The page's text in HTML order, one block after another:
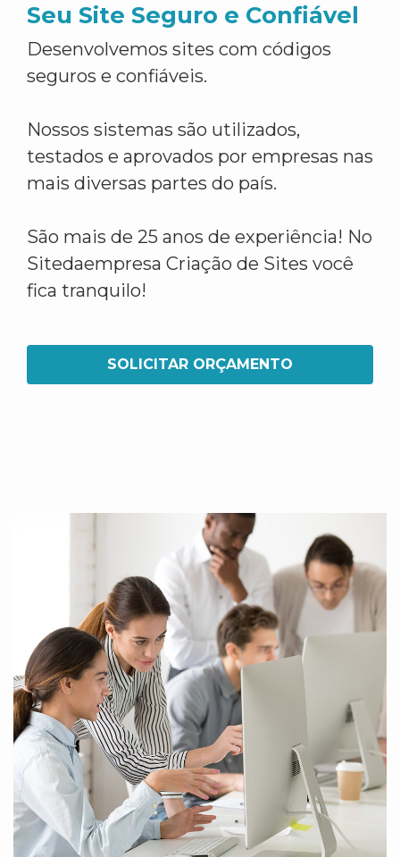
Seu Site Seguro e Confiável
Desenvolvemos sites com códigos
seguros e confiáveis.
Nossos sistemas são utilizados,
testados e aprovados por empresas nas
mais diversas partes do país.
São mais de 25 anos de experiência! No
Sitedaempresa Criação de Sites você
fica tranquilo!
SOLICITAR ORÇAMENTO